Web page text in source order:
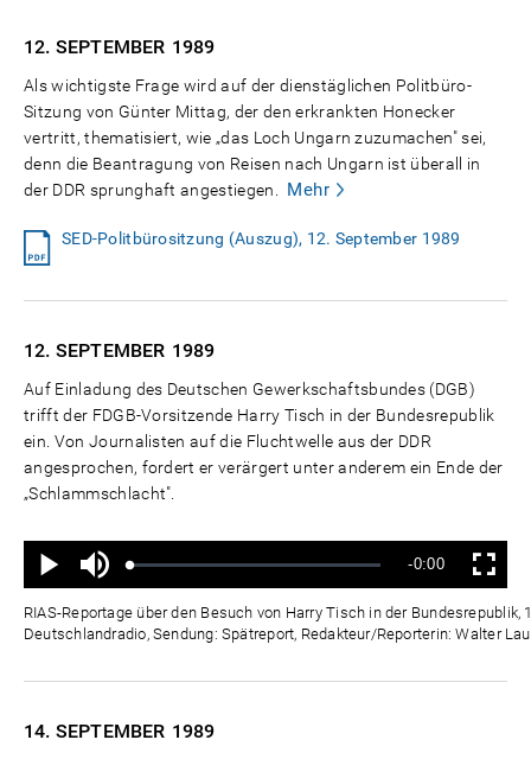
12. SEPTEMBER 1989
Als wichtigste Frage wird auf der dienstäglichen Politbüro-
Sitzung von Günter Mittag, der den erkrankten Honecker
vertritt, thematisiert, wie „das Loch Ungarn zuzumachen" sei,
denn die Beantragung von Reisen nach Ungarn ist überall in
der DDR sprunghaft angestiegen. Mehr
SED-Politbürositzung (Auszug), 12. September 1989
12. SEPTEMBER 1989
Auf Einladung des Deutschen Gewerkschaftsbundes (DGB)
trifft der FDGB-Vorsitzende Harry Tisch in der Bundesrepublik
ein. Von Journalisten auf die Fluchtwelle aus der DDR
angesprochen, fordert er verärgert unter anderem ein Ende der
„Schlammschlacht".
Wiedergabe
Ton
aus
Geladen:
Status:
Verbleibende
Zeit
-0:00 Vollbild
RIAS-Reportage über den Besuch von Harry Tisch in der Bundesrepublik,
Deutschlandradio, Sendung: Spätreport, Redakteur/Reporterin: Walter
14. SEPTEMBER 1989